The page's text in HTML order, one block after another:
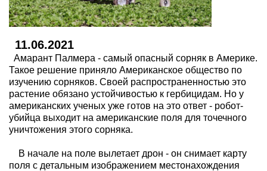
11.06.2021
Амарант Палмера - самый опасный сорняк в Америке.
Такое решение приняло Американское общество по
изучению сорняков. Своей распространенностью это
растение обязано устойчивостью к гербицидам. Но у
американских ученых уже готов на это ответ - робот-
убийца выходит на американские поля для точечного
уничтожения этого сорняка.
В начале на поле вылетает дрон - он снимает карту
поля с детальным изображением местонахождения